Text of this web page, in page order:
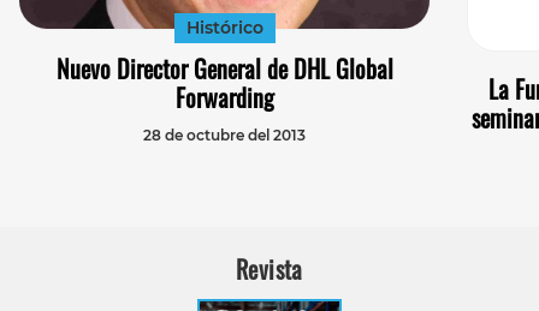
Histórico
Nuevo Director General de DHL Global
Forwarding
28 de octubre del 2013
La
Revista